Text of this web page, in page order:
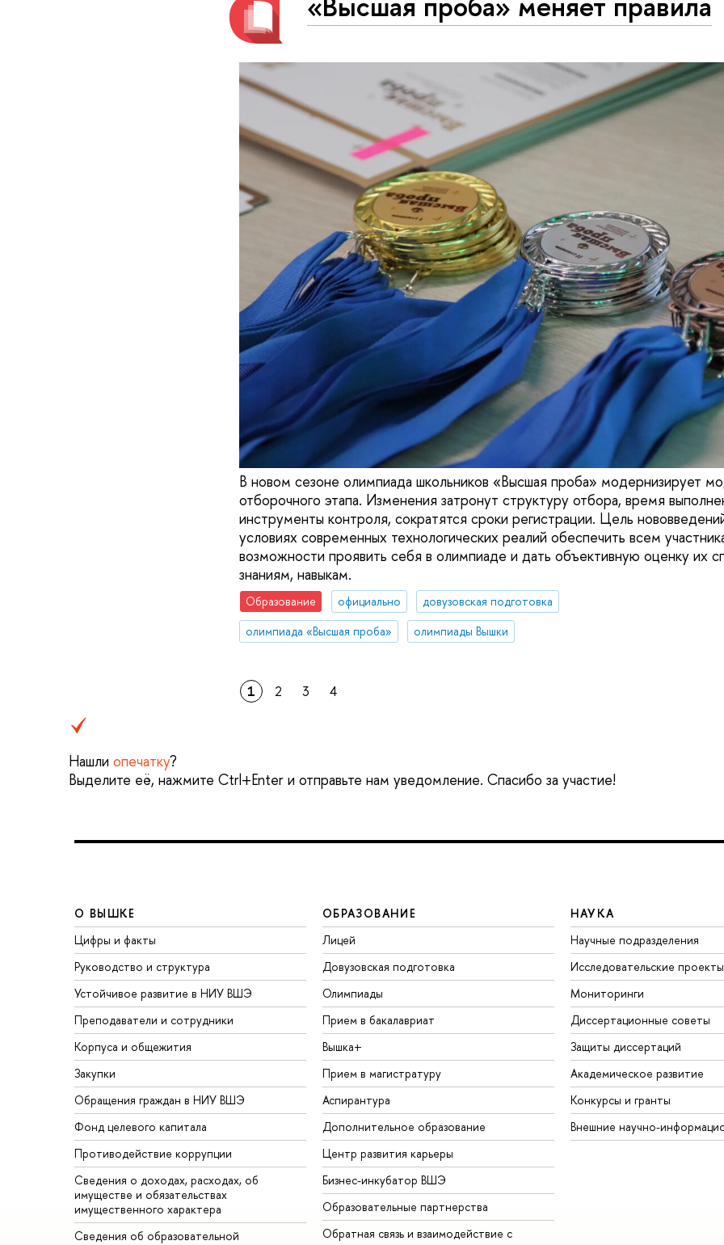
В новом сезоне олимпиада школьников «Высшая проба» модернизирует
отборочного этапа. Изменения затронут структуру отбора, время
инструменты контроля, сократятся сроки регистрации. Цель
условиях современных технологических реалий обеспечить всем
возможности проявить себя в олимпиаде и дать объективную оценку их
знаниям, навыкам.
Образование официально
довузовская подготовка
олимпиада «Высшая проба»
олимпиады Вышки
1 2 3 4
Нашли опечатку?
Выделите её, нажмите Ctrl+Enter и отправьте нам уведомление. Спасибо за участие!
О ВЫШКЕ
Цифры и факты
Руководство и структура
Устойчивое развитие в НИУ ВШЭ
Преподаватели и сотрудники
Корпуса и общежития
Закупки
Обращения граждан в НИУ ВШЭ
Фонд целевого капитала
Противодействие коррупции
Сведения о доходах, расходах, об
имуществе и обязательствах
имущественного характера
Сведения об образовательной
ОБРАЗОВАНИЕ
Лицей
Довузовская подготовка
Олимпиады
Прием в бакалавриат
Вышка+
Прием в магистратуру
Аспирантура
Дополнительное образование
Центр развития карьеры
Бизнес-инкубатор ВШЭ
Образовательные партнерства
Обратная связь и взаимодействие с
НАУКА
Научные подразделения
Исследовательские проекты
Мониторинги
Диссертационные советы
Защиты диссертаций
Академическое развитие
Конкурсы и гранты
Внешние научно-